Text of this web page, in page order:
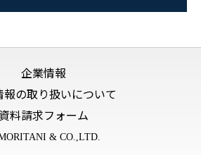
企業情報
報の取り扱いについて
資料請求フォーム
& CO.,LTD.